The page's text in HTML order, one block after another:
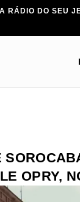
RÁDIO DO SEU
OPRY,